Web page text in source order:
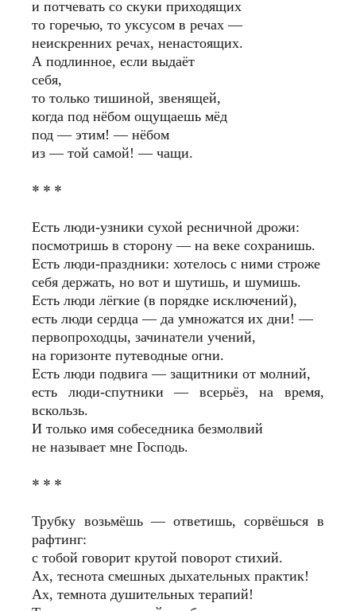
и потчевать со скуки приходящих
то горечью, то уксусом в речах —
неискренних речах, ненастоящих.
А подлинное, если выдаёт
себя,
то только тишиной, звенящей,
когда под нёбом ощущаешь мёд
под — этим! — нёбом
из — той самой! — чащи.
* * *
Есть люди-узники сухой ресничной дрожи:
посмотришь в сторону — на веке сохранишь.
Есть люди-праздники: хотелось с ними строже
себя держать, но вот и шутишь, и шумишь.
Есть люди лёгкие (в порядке исключений),
есть люди сердца — да умножатся их дни! —
первопроходцы, зачинатели учений,
на горизонте путеводные огни.
Есть люди подвига — защитники от молний,
есть люди-спутники — всерьёз, на время,
вскользь.
И только имя собеседника безмолвий
не называет мне Господь.
* * *
Трубку возьмёшь — ответишь, сорвёшься в
рафтинг:
с тобой говорит крутой поворот стихий.
Ах, теснота смешных дыхательных практик!
Ах, темнота душительных терапий!